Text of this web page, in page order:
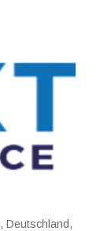
, Deutschland,